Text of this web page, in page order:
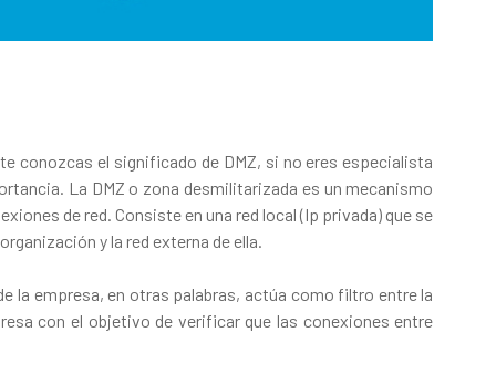
conozcas el significado de DMZ, si no eres especialista
La DMZ o zona desmilitarizada es un mecanismo
de red. Consiste en una red local (Ip privada) que se
y la red externa de ella.
la empresa, en otras palabras, actúa como filtro entre la
con el objetivo de verificar que las conexiones entre